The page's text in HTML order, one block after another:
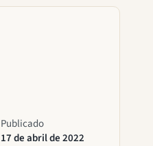
Publicado
17 de abril de 2022